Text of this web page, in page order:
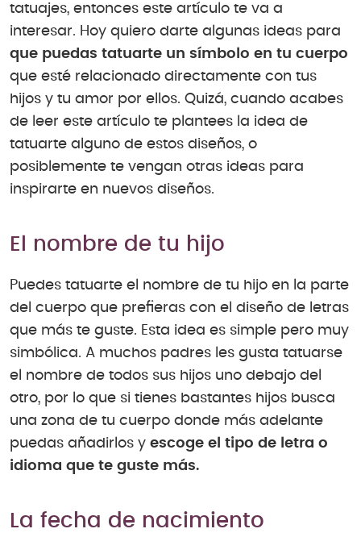
tatuajes, entonces este artículo te va a
interesar. Hoy quiero darte algunas ideas para
que puedas tatuarte un símbolo en tu cuerpo
que esté relacionado directamente con tus
hijos y tu amor por ellos. Quizá, cuando acabes
de leer este artículo te plantees la idea de
tatuarte alguno de estos diseños, o
posiblemente te vengan otras ideas para
inspirarte en nuevos diseños.
El nombre de tu hijo
Puedes tatuarte el nombre de tu hijo en la parte
del cuerpo que prefieras con el diseño de letras
que más te guste. Esta idea es simple pero muy
simbólica. A muchos padres les gusta tatuarse
el nombre de todos sus hijos uno debajo del
otro, por lo que si tienes bastantes hijos busca
una zona de tu cuerpo donde más adelante
puedas añadirlos y escoge el tipo de letra o
idioma que te guste más.
La fecha de nacimiento